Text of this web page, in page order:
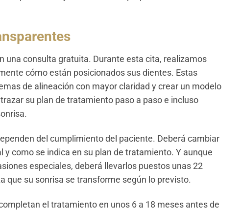
una consulta gratuita. Durante esta cita, realizamos
cómo están posicionados sus dientes. Estas
de alineación con mayor claridad y crear un modelo
su plan de tratamiento paso a paso e incluso
del cumplimiento del paciente. Deberá cambiar
como se indica en su plan de tratamiento. Y aunque
especiales, deberá llevarlos puestos unas 22
que su sonrisa se transforme según lo previsto.
el tratamiento en unos 6 a 18 meses antes de